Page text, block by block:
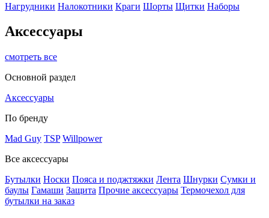
Нагрудники Налокотники Краги Шорты Щитки Наборы
Аксессуары
смотреть все
Основной раздел
Аксессуары
По бренду
Mad Guy TSP Willpower
Все аксессуары
Бутылки Носки Пояса и поджтяжки Лента Шнурки Сумки и
баулы Гамаши Защита Прочие аксессуары Термочехол для
бутылки на заказ